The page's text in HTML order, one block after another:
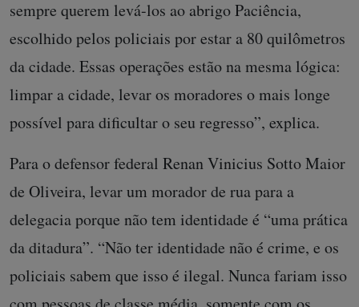
sempre querem levá-los ao abrigo Paciência,
escolhido pelos policiais por estar a 80 quilômetros
da cidade. Essas operações estão na mesma lógica:
limpar a cidade, levar os moradores o mais longe
possível para dificultar o seu regresso”, explica.
Para o defensor federal Renan Vinicius Sotto Maior
de Oliveira, levar um morador de rua para a
delegacia porque não tem identidade é “uma prática
da ditadura”. “Não ter identidade não é crime, e os
policiais sabem que isso é ilegal. Nunca fariam isso